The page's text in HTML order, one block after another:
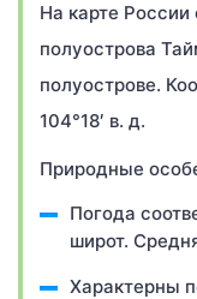
На карте России
полуострова
полуострове.
104°18′ в. д.
Природные
Погода
широт.
Характерны